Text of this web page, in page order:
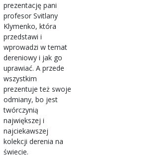
prezentację pani
profesor Svitlany
Klymenko, która
przedstawi i
wprowadzi w temat
dereniowy i jak go
uprawiać. A przede
wszystkim
prezentuje też swoje
odmiany, bo jest
twórczynią
największej i
najciekawszej
kolekcji derenia na
świecie.